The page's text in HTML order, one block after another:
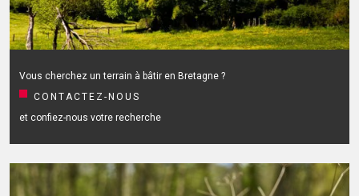
Vous cherchez un terrain à bâtir en Bretagne ?
CONTACTEZ-NOUS
et confiez-nous votre recherche